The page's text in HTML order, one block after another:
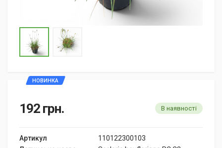
НОВИНКА
192 грн. В наявності
Артикул
110122300103